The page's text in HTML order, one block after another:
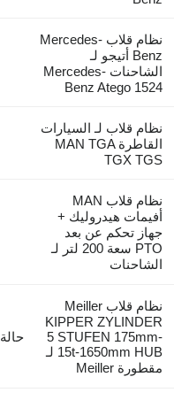
نظام قلاب Mercedes-
Benz أتيجو لـ
الشاحنات Mercedes-
Benz Atego 1524
نظام قلاب لـ السيارات
القاطرة MAN TGA
TGX TGS
نظام قلاب MAN
أفيمات هيدروليك +
جهاز تحكم عن بعد
PTO سعة 200 لتر لـ
الشاحنات
نظام قلاب Meiller
KIPPER ZYLINDER
5 STUFEN 175mm-
15t-1650mm HUB لـ
مقطورة Meiller